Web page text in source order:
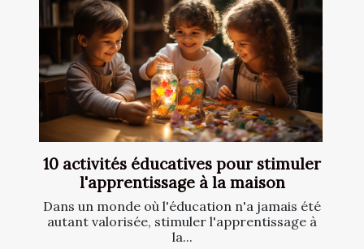
10 activités éducatives pour stimuler
l'apprentissage à la maison
Dans un monde où l'éducation n'a jamais été
autant valorisée, stimuler l'apprentissage à
la...